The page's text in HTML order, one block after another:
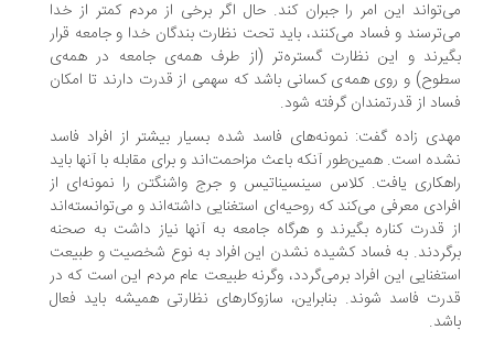
این امر را جبران کند. حال اگر برخی از مردم کمتر از خدا
و فساد می‌کنند، باید تحت نظارت بندگان خدا و جامعه قرار
و این نظارت گستره‌تر (از طرف همه‌ی جامعه در همه‌ی
و روی همه‌ی کسانی باشد که سهمی از قدرت دارند تا امکان
از قدرتمندان گرفته شود.
زاده گفت: نمونه‌های فاسد شده بسیار بیشتر از افراد فاسد
است. همین‌طور آنکه باعث مزاحمت‌اند و برای مقابله با آنها باید
یافت. کلاس سینسیناتیس و جرج واشنگتن را نمونه‌ای از
معرفی می‌کند که روحیه‌ای استغنایی داشته‌اند و می‌توانسته‌اند
قدرت کناره بگیرند و هرگاه جامعه به آنها نیاز داشت به صحنه
به فساد کشیده نشدن این افراد به نوع شخصیت و طبیعت
این افراد برمی‌گردد، وگرنه طبیعت عام مردم این است که در
فاسد شوند. بنابراین، سازوکارهای نظارتی همیشه باید فعال